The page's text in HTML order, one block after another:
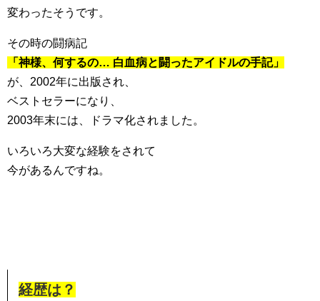
変わったそうです。
その時の闘病記
「神様、何するの… 白血病と闘ったアイドルの手記」
が、2002年に出版され、
ベストセラーになり、
2003年末には、ドラマ化されました。
いろいろ大変な経験をされて
今があるんですね。
経歴は？